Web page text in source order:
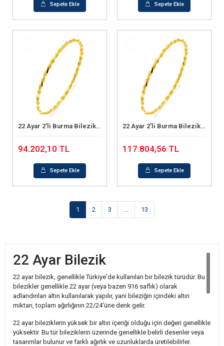
Sepete Ekle Sepete Ekle
Sepete Ekle
22 Ayar 2'li Burma Bilezik (12 Gram)
94.202,10 TL
Sepete Ekle
Sepete Ekle
22 Ayar 2'li Burma Bilezik (15 Gram)
117.804,56 TL
Sepete Ekle
1 2 3 ... 13
22 Ayar Bilezik
22 ayar bilezik, genellikle Türkiye'de kullanılan bir bilezik türüdür. Bu
bilezikler genellikle 22 ayar (veya bazen 916 saflık) olarak
adlandırılan altın kullanılarak yapılır, yani bileziğin içindeki altın
miktarı, toplam ağırlığının 22/24'üne denk gelir.
22 ayar bileziklerin yüksek bir altın içeriği olduğu için değeri genellikle
yüksektir. Bu tür bileziklerin üzerinde genellikle belirli desenler veya
tasarımlar bulunur ve farklı ağırlık ve uzunluklarda üretilebilirler.